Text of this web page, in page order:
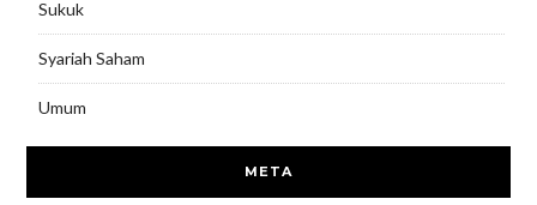
Sukuk
Syariah Saham
Umum
META